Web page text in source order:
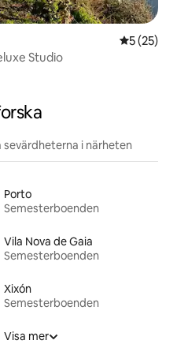
5 av 5 i
5 (25)
King Deluxe Studio
sevärdheterna i närheten
Porto
Semesterboenden
Vila Nova de Gaia
Semesterboenden
Xixón
Semesterboenden
Visa mer